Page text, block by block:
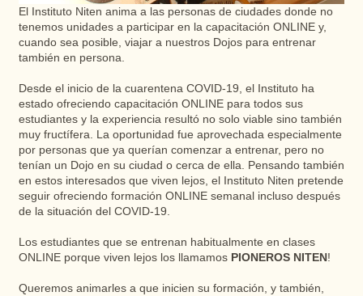
El Instituto Niten anima a las personas de ciudades donde no
tenemos unidades a participar en la capacitación ONLINE y,
cuando sea posible, viajar a nuestros Dojos para entrenar
también en persona.
Desde el inicio de la cuarentena COVID-19, el Instituto ha
estado ofreciendo capacitación ONLINE para todos sus
estudiantes y la experiencia resultó no solo viable sino también
muy fructífera. La oportunidad fue aprovechada especialmente
por personas que ya querían comenzar a entrenar, pero no
tenían un Dojo en su ciudad o cerca de ella. Pensando también
en estos interesados ​​que viven lejos, el Instituto Niten pretende
seguir ofreciendo formación ONLINE semanal incluso después
de la situación del COVID-19.
Los estudiantes que se entrenan habitualmente en clases
ONLINE porque viven lejos los llamamos PIONEROS NITEN!
Queremos animarles a que inicien su formación, y también,